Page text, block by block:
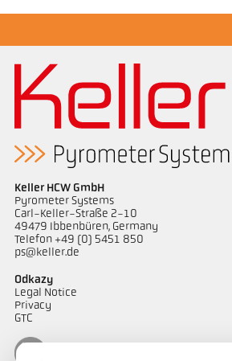
Keller HCW GmbH
Pyrometer Systems
Carl-Keller-Straße 2-10
49479 Ibbenbüren, Germany
Telefon +49 (0) 5451 850
ps@keller.de
Odkazy
Legal Notice
Privacy
GTC